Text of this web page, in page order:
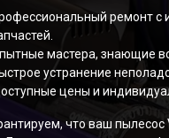
ремонт с
мастера, знающие
устранение
цены и
что ваш пылесос